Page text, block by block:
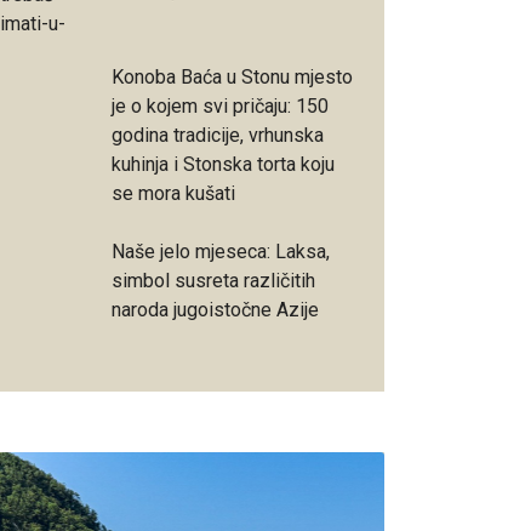
Konoba Baća u Stonu mjesto
je o kojem svi pričaju: 150
godina tradicije, vrhunska
kuhinja i Stonska torta koju
se mora kušati
Naše jelo mjeseca: Laksa,
simbol susreta različitih
naroda jugoistočne Azije